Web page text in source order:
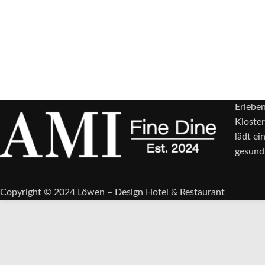
lädt
Copyright © 2024 Löwen – Design Hotel & Restaurant